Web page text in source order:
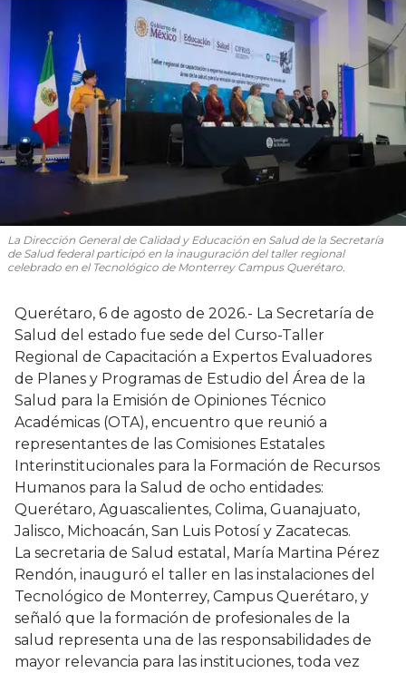
La Dirección General de Calidad y Educación en Salud de la Secretaría
de Salud federal participó en la inauguración del taller regional
celebrado en el Tecnológico de Monterrey Campus Querétaro.
Querétaro, 6 de agosto de 2026.- La Secretaría de
Salud del estado fue sede del Curso-Taller
Regional de Capacitación a Expertos Evaluadores
de Planes y Programas de Estudio del Área de la
Salud para la Emisión de Opiniones Técnico
Académicas (OTA), encuentro que reunió a
representantes de las Comisiones Estatales
Interinstitucionales para la Formación de Recursos
Humanos para la Salud de ocho entidades:
Querétaro, Aguascalientes, Colima, Guanajuato,
Jalisco, Michoacán, San Luis Potosí y Zacatecas.
La secretaria de Salud estatal, María Martina Pérez
Rendón, inauguró el taller en las instalaciones del
Tecnológico de Monterrey, Campus Querétaro, y
señaló que la formación de profesionales de la
salud representa una de las responsabilidades de
mayor relevancia para las instituciones, toda vez